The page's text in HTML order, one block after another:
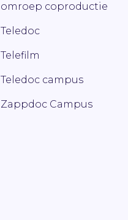
omroep coproductie
Teledoc
Telefilm
Teledoc campus
Zappdoc Campus